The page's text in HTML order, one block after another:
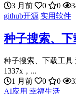
3 月前
0 0
github开源 实用软件
种子搜索、下
种子搜索、下载工具
1337x，...
1 月前
0 0
AI应用 幸福生活